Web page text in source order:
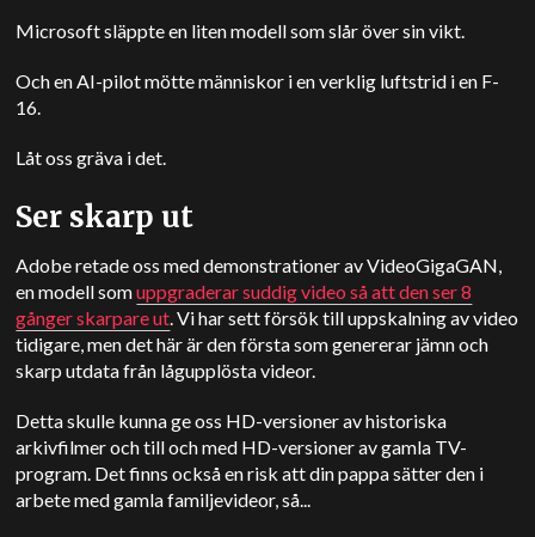
Microsoft släppte en liten modell som slår över sin vikt.
Och en AI-pilot mötte människor i en verklig luftstrid i en F-
16.
Låt oss gräva i det.
Ser skarp ut
Adobe retade oss med demonstrationer av VideoGigaGAN,
en modell somuppgraderar suddig video så att den ser 8
gånger skarpare ut. Vi har sett försök till uppskalning av video
tidigare, men det här är den första som genererar jämn och
skarp utdata från lågupplösta videor.
Detta skulle kunna ge oss HD-versioner av historiska
arkivfilmer och till och med HD-versioner av gamla TV-
program. Det finns också en risk att din pappa sätter den i
arbete med gamla familjevideor, så...